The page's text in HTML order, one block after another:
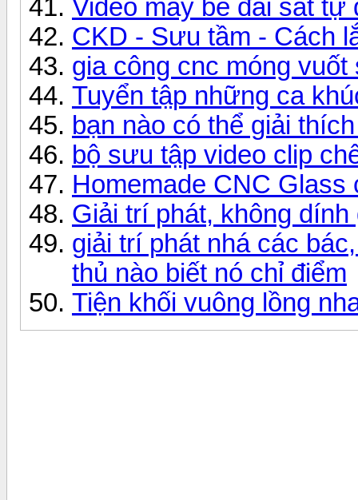
Video máy bẻ đai sắt tự
CKD - Sưu tầm - Cách
gia công cnc móng
Tuyển tập những ca
bạn nào có thể giải
bộ sưu tập video clip
Homemade CNC Glass
Giải trí phát, không
giải trí phát nhá các
thủ nào biết nó chỉ điểm
Tiện khối vuông lồng